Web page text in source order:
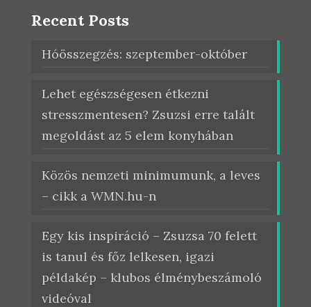
Recent Posts
Hóösszegzés: szeptember-október
Lehet egészségesen étkezni
stresszmentesen? Zsuzsi erre talált
megoldást az 5 elem konyhában
Közös nemzeti minimumunk, a leves
– cikk a WMN.hu-n
Egy kis inspiráció – Zsuzsa 70 felett
is tanul és főz lelkesen, igazi
példakép – klubos élménybeszámoló
videóval